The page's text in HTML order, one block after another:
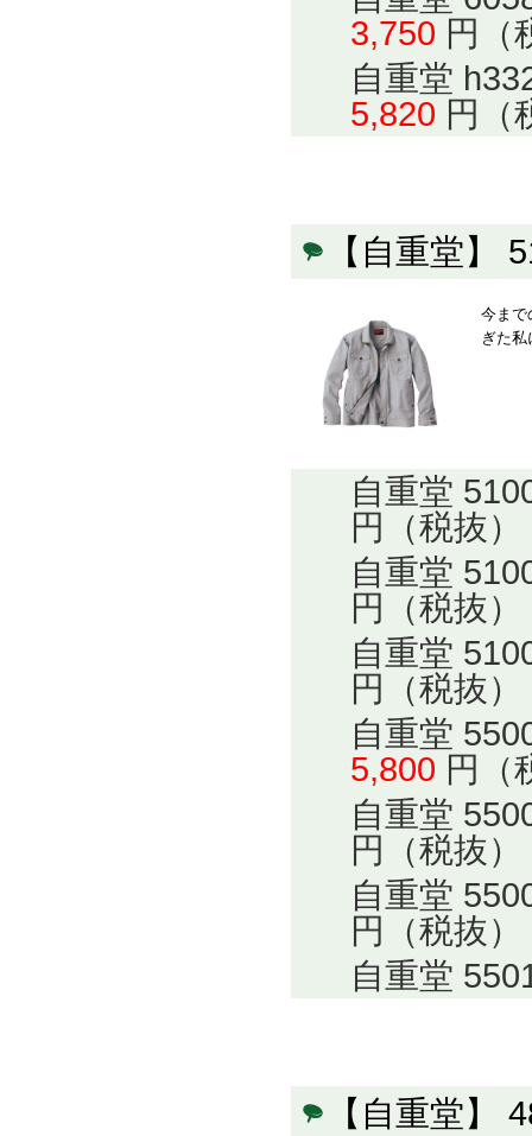
3,750 円（
自重堂
5,820 円（
【自重堂
今まで
ぎた
自重堂
円（税抜）
自重堂
円（税抜）
自重堂
円（税抜）
自重堂
5,800 円（
自重堂
円（税抜）
自重堂
円（税抜）
自重堂
【自重堂